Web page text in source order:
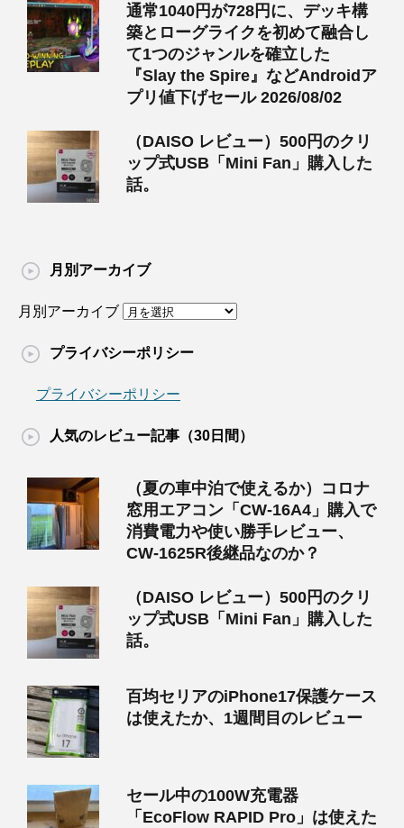
通常1040円が728円に、デッキ構
築とローグライクを初めて融合し
て1つのジャンルを確立した
『Slay the Spire』などAndroidア
プリ値下げセール 2026/08/02
（DAISO レビュー）500円のクリ
ップ式USB「Mini Fan」購入した
話。
月別アーカイブ
月別アーカイブ
プライバシーポリシー
プライバシーポリシー
人気のレビュー記事（30日間）
（夏の車中泊で使えるか）コロナ
窓用エアコン「CW-16A4」購入で
消費電力や使い勝手レビュー、
CW-1625R後継品なのか？
（DAISO レビュー）500円のクリ
ップ式USB「Mini Fan」購入した
話。
百均セリアのiPhone17保護ケース
は使えたか、1週間目のレビュー
セール中の100W充電器
「EcoFlow RAPID Pro」は使えた